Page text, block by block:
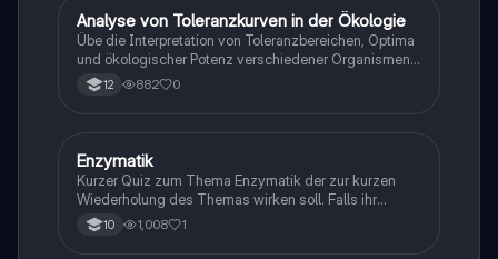
ABiologie
Analyse von Toleranzkurven in der Ökologie
Übe die Interpretation von Toleranzbereichen, Optima
und ökologischer Potenz verschiedener Organismen
gegenüber Umweltfaktoren.
12 882 0
EBiologie
Enzymatik
Kurzer Quiz zum Thema Enzymatik der zur kurzen
Wiederholung des Themas wirken soll. Falls ihr
Fehlern begegnet wäre ich dankbar ,wenn ihr mir
diese weiterleitet. Danke und euch viel Spaß dabei!
10 1,008 1